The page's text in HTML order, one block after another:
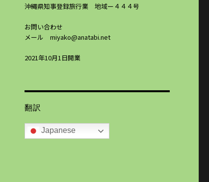
沖縄県知事登録旅行業 地域ー４４４号
お問い合わせ
メール miyako@anatabi.net
2021年10月1日開業
翻訳
Japanese